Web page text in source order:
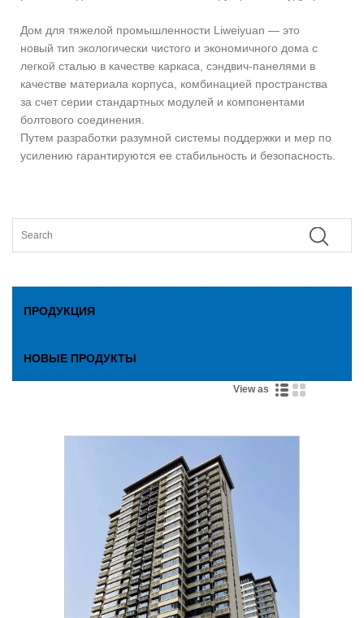
Дом для тяжелой промышленности Liweiyuan — это
новый тип экологически чистого и экономичного дома с
легкой сталью в качестве каркаса, сэндвич-панелями в
качестве материала корпуса, комбинацией пространства
за счет серии стандартных модулей и компонентами
болтового соединения.
Путем разработки разумной системы поддержки и мер по
усилению гарантируются ее стабильность и безопасность.
ПРОДУКЦИЯ
НОВЫЕ ПРОДУКТЫ
View as